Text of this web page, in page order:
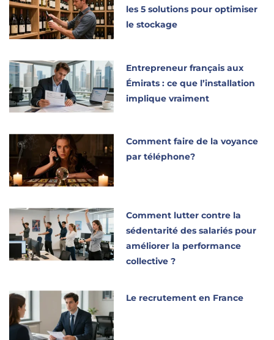
les 5 solutions pour optimiser
le stockage
Entrepreneur français aux
Émirats : ce que l’installation
implique vraiment
Comment faire de la voyance
par téléphone?
Comment lutter contre la
sédentarité des salariés pour
améliorer la performance
collective ?
Le recrutement en France